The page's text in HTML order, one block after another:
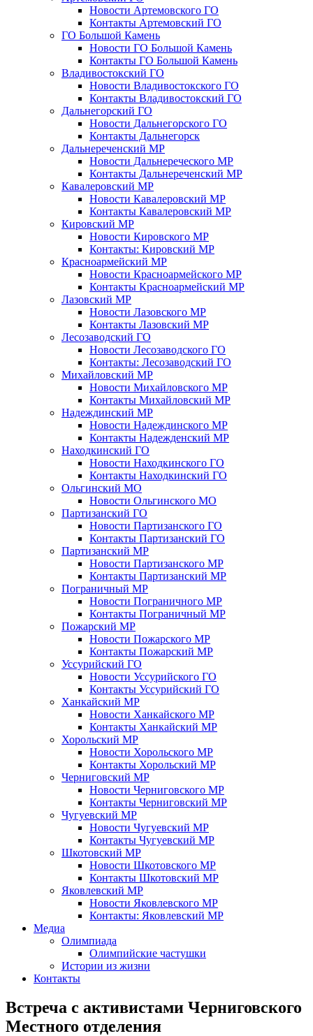
Новости Артемовского ГО
Контакты Артемовский ГО
ГО Большой Камень
Новости ГО Большой Камень
Контакты ГО Большой Камень
Владивостокский ГО
Новости Владивостокского ГО
Контакты Владивостокский ГО
Дальнегорский ГО
Новости Дальнегорского ГО
Контакты Дальнегорск
Дальнереченский МР
Новости Дальнереческого МР
Контакты Дальнереченский МР
Кавалеровский МР
Новости Кавалеровский МР
Контакты Кавалеровский МР
Кировский МР
Новости Кировского МР
Контакты: Кировский МР
Красноармейский МР
Новости Красноармейского МР
Контакты Красноармейский МР
Лазовский МР
Новости Лазовского МР
Контакты Лазовский МР
Лесозаводский ГО
Новости Лесозаводского ГО
Контакты: Лесозаводский ГО
Михайловский МР
Новости Михайловского МР
Контакты Михайловский МР
Надеждинский МР
Новости Надеждинского МР
Контакты Надежденский МР
Находкинский ГО
Новости Находкинского ГО
Контакты Находкинский ГО
Ольгинский МО
Новости Ольгинского МО
Партизанский ГО
Новости Партизанского ГО
Контакты Партизанский ГО
Партизанский МР
Новости Партизанского МР
Контакты Партизанский МР
Пограничный МР
Новости Пограничного МР
Контакты Пограничный МР
Пожарский МР
Новости Пожарского МР
Контакты Пожарский МР
Уссурийский ГО
Новости Уссурийского ГО
Контакты Уссурийский ГО
Ханкайский МР
Новости Ханкайского МР
Контакты Ханкайский МР
Хорольский МР
Новости Хорольского МР
Контакты Хорольский МР
Черниговский МР
Новости Черниговского МР
Контакты Черниговский МР
Чугуевский МР
Новости Чугуевский МР
Контакты Чугуевский МР
Шкотовский МР
Новости Шкотовского МР
Контакты Шкотовский МР
Яковлевский МР
Новости Яковлевского МР
Контакты: Яковлевский МР
Медиа
Олимпиада
Олимпийские частушки
Истории из жизни
Контакты
Встреча с активистами Черниговского
Местного отделения